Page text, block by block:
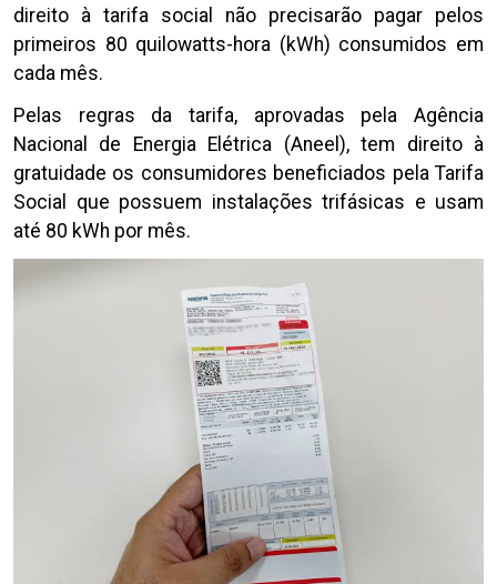
direito à tarifa social não precisarão pagar pelos
primeiros 80 quilowatts-hora (kWh) consumidos em
cada mês.
Pelas regras da tarifa, aprovadas pela Agência
Nacional de Energia Elétrica (Aneel), tem direito à
gratuidade os consumidores beneficiados pela Tarifa
Social que possuem instalações trifásicas e usam
até 80 kWh por mês.